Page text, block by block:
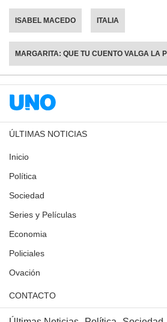
ISABEL MACEDO ITALIA
MARGARITA: QUE TU CUENTO VALGA LA
ÚLTIMAS NOTICIAS
Inicio
Política
Sociedad
Series y Películas
Economia
Policiales
Ovación
CONTACTO